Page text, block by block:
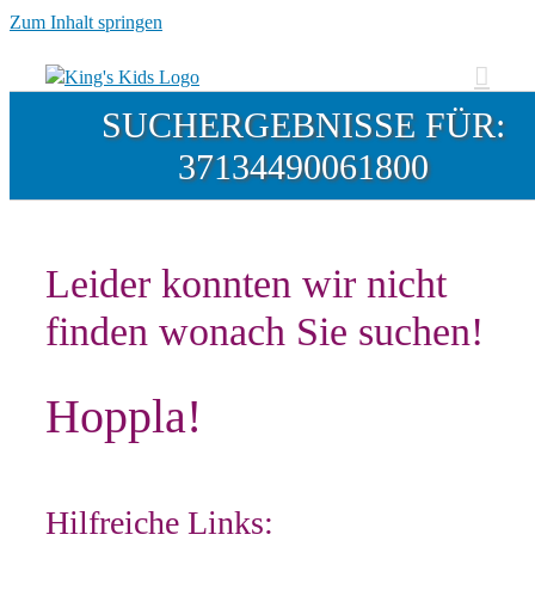
Zum Inhalt springen
SUCHERGEBNISSE FÜR:
37134490061800
Leider konnten wir nicht
finden wonach Sie suchen!
Hoppla!
Hilfreiche Links: